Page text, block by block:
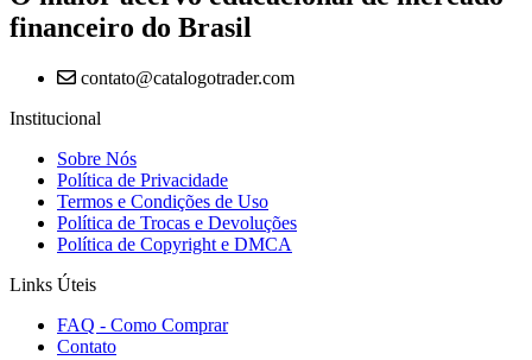
financeiro do Brasil
contato@catalogotrader.com
Institucional
Sobre Nós
Política de Privacidade
Termos e Condições de Uso
Política de Trocas e Devoluções
Política de Copyright e DMCA
Links Úteis
FAQ - Como Comprar
Contato